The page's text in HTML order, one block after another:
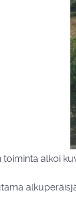
toiminta alkoi